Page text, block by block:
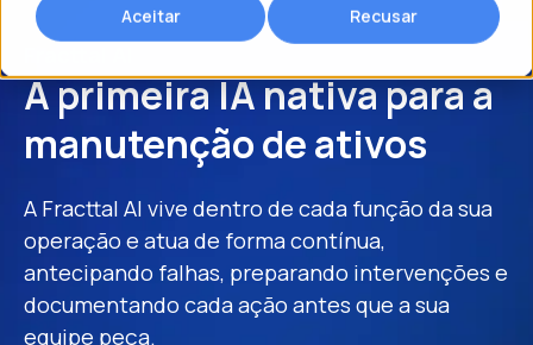
Aceitar Recusar
A primeira IA nativa para a
manutenção de ativos
A Fracttal AI vive dentro de cada função da sua
operação e atua de forma contínua,
antecipando falhas, preparando intervenções e
documentando cada ação antes que a sua
equipe peça.
Nome
Sobrenome *
Email corporativo